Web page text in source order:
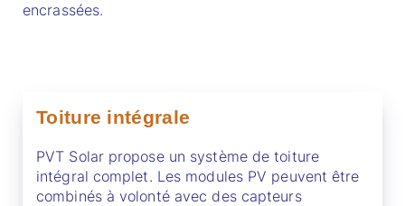
encrassées.
Toiture intégrale
PVT Solar propose un système de toiture
intégral complet. Les modules PV peuvent être
combinés à volonté avec des capteurs